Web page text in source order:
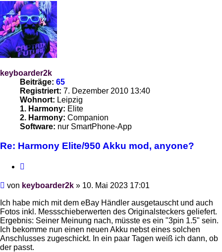
keyboarder2k
Beiträge: 65
Registriert: 7. Dezember 2010 13:40
Wohnort: Leipzig
1. Harmony: Elite
2. Harmony: Companion
Software: nur SmartPhone-App
Re: Harmony Elite/950 Akku mod, anyone?
Beitrag
von keyboarder2k » 10. Mai 2023 17:01
Ich habe mich mit dem eBay Händler ausgetauscht und auch
Fotos inkl. Messschieberwerten des Originalsteckers geliefert.
Ergebnis: Seiner Meinung nach, müsste es ein "3pin 1.5" sein.
Ich bekomme nun einen neuen Akku nebst eines solchen
Anschlusses zugeschickt. In ein paar Tagen weiß ich dann, ob
der passt.